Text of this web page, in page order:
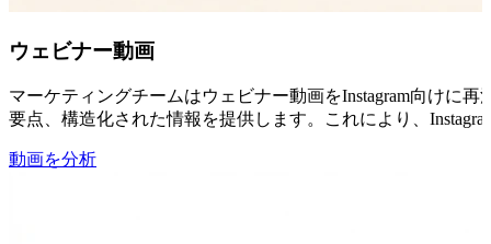
ウェビナー動画
マーケティングチームはウェビナー動画をInstagram向けに
要点、構造化された情報を提供します。これにより、
動画を分析